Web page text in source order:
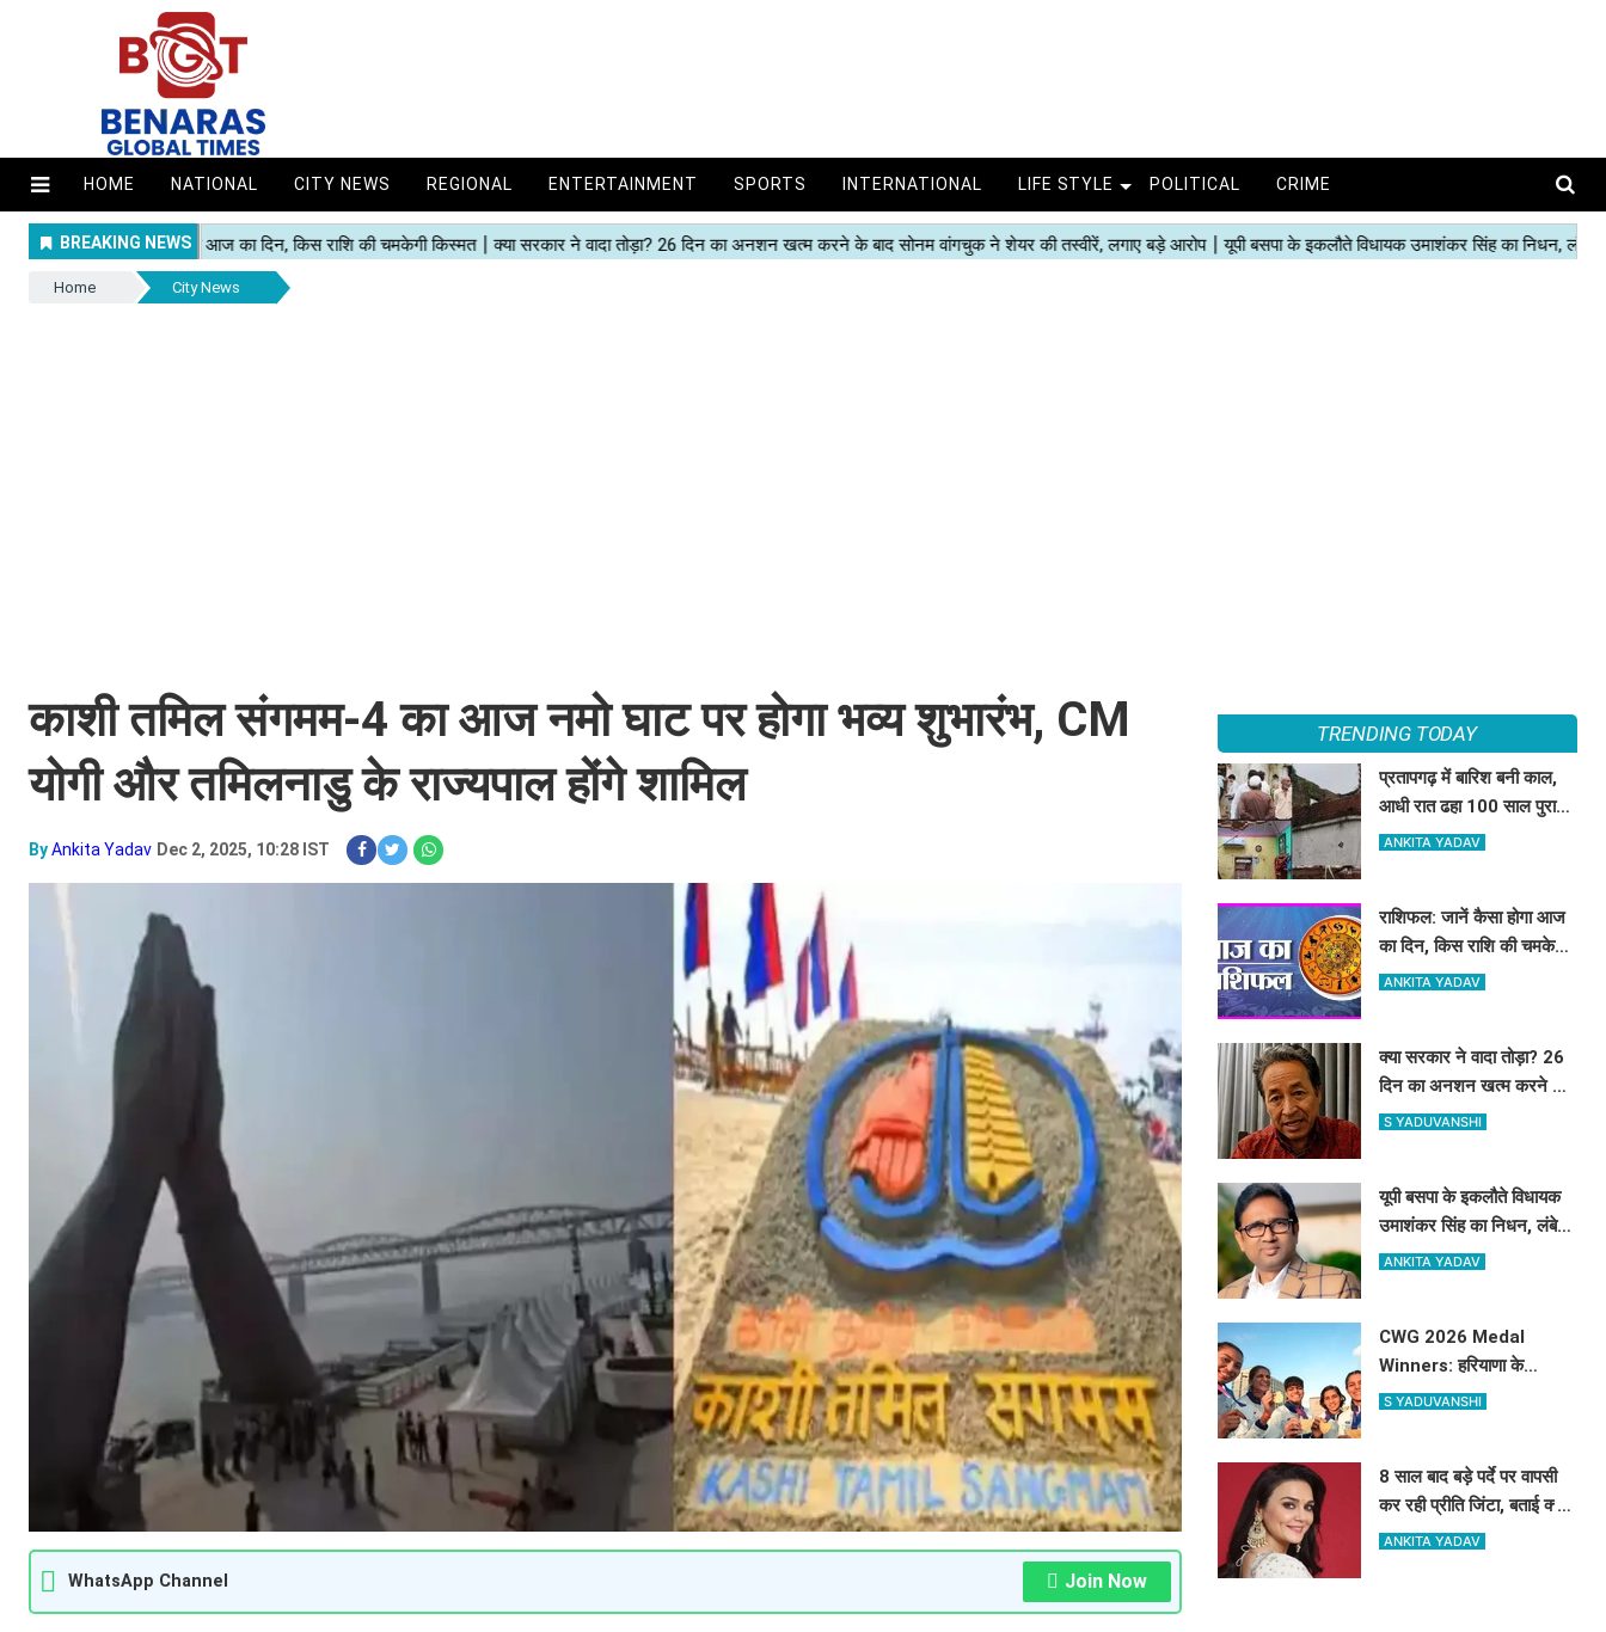
HOME NATIONAL CITY NEWS REGIONAL ENTERTAINMENT SPORTS INTERNATIONAL LIFE STYLE POLITICAL CRIME
Home City News
काशी तमिल संगमम-4 का आज नमो घाट पर होगा भव्य शुभारंभ, CM
योगी और तमिलनाडु के राज्यपाल होंगे शामिल
ByAnkita Yadav Dec 2, 2025, 10:28 IST
WhatsApp Channel Join Now
TRENDING TODAY
प्रतापगढ़ में बारिश बनी काल,
आधी रात ढहा 100 साल पुराना
मकान, एक ही परिवार के 6 लोगों
ANKITA YADAV
राशिफल: जानें कैसा होगा आज
का दिन, किस राशि की चमकेगी
किस्मत
ANKITA YADAV
क्या सरकार ने वादा तोड़ा? 26
दिन का अनशन खत्म करने के
बाद सोनम वांगचुक ने शेयर की
S YADUVANSHI
यूपी बसपा के इकलौते विधायक
उमाशंकर सिंह का निधन, लंबे
समय से कैंसर से थे पीड़ित
ANKITA YADAV
CWG 2026 Medal
Winners: हरियाणा के
खिलाड़ियों को मिलेगा करोड़ों का
S YADUVANSHI
8 साल बाद बड़े पर्दे पर वापसी
कर रही प्रीति जिंटा, बताई क्यों
बनाई थी फिल्मों से दूरी
ANKITA YADAV